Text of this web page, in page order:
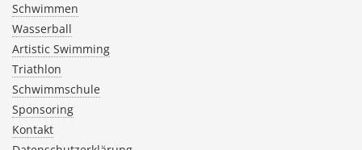
Schwimmen
Wasserball
Artistic Swimming
Triathlon
Schwimmschule
Sponsoring
Kontakt